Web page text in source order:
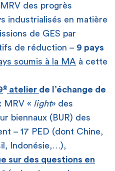
des progrès
industrialisés en matière
de GES par
de réduction – 9 pays
soumis à la MA à cette
e atelier de l’échange de
MRV « light» des
biennaux (BUR) des
– 17 PED (dont Chine,
Indonésie,…),
sur des questions en